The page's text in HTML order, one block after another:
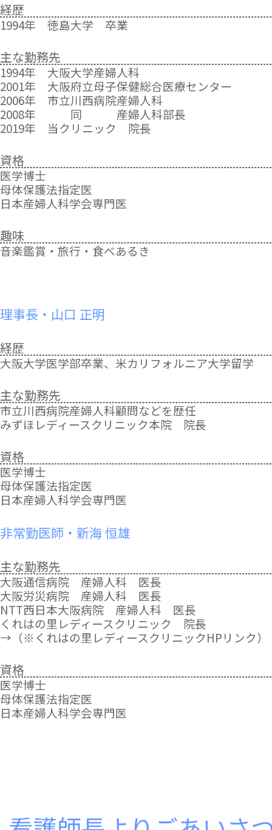
ご迷惑おかけしますが、ご了承くださいますよ
休診のおしらせ
12月9日（土）午後診療 休診
12月23日（土）午後診療 休診
11月18日（土）午後診療 休診
11月25日（土）午後診療 休診
ご迷惑おかけしますが、ご了承くださいますよ
インフルエンザ予防接種
通院中および診察を受診される方
・￥3,300（1回・税込）
65才以上の伊丹市在住の方
10月7日（土）午後診療 休診
10月21日（土）午後診療 休診
台風7号の接近により、明日8月15日（火）の午
前診察を休診とさせていただきます。
ご迷惑おかけしますが、ご了承くださいますよ
うお願い致します。
外来診療時間変更のおしらせ
9月22日（金）午後診療 19:00→18:00
ご迷惑おかけしますが、ご了承くださいますよ
うお願い致します。
休診のおしらせ
ご迷惑おかけしますが、ご了承くださいますよ
うお願い致します。
令和5年8月の外来休診のおしらせ
8月12日（土） 休診
8月13日（日） 休診
8月14日（月） 休診
ご迷惑おかけしますが、ご了承くださいますよ
うお願い致します。
休診のおしらせ
ご迷惑おかけしますが、ご了承くださいますよ
経歴
1994年 徳島大学 卒業
主な勤務先
1994年 大阪大学産婦人科
2001年 大阪府立母子保健総合医療センター
2006年 市立川西病院産婦人科
2008年 同 産婦人科部長
2019年 当クリニック 院長
資格
医学博士
母体保護法指定医
日本産婦人科学会専門医
趣味
音楽鑑賞・旅行・食べあるき
理事長・山口 正明
経歴
大阪大学医学部卒業、米カリフォルニア大学留学
主な勤務先
市立川西病院産婦人科顧問などを歴任
みずほレディースクリニック本院 院長
資格
医学博士
母体保護法指定医
日本産婦人科学会専門医
非常勤医師・新海 恒雄
主な勤務先
大阪通信病院 産婦人科 医長
大阪労災病院 産婦人科 医長
NTT西日本大阪病院 産婦人科 医長
くれはの里レディースクリニック 院長
→（※くれはの里レディースクリニックHPリンク）
資格
医学博士
母体保護法指定医
日本産婦人科学会専門医